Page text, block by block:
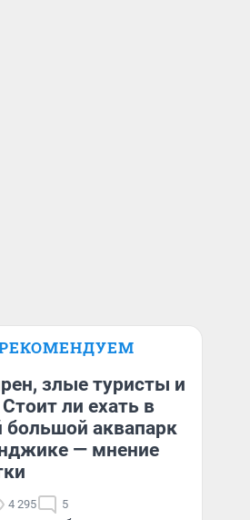
злые туристы и
ли ехать в
аквапарк
— мнение
4 295 5